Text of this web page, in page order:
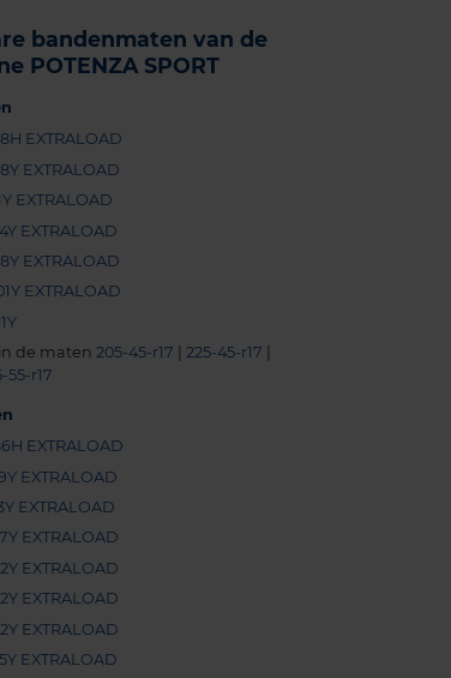
bandenmaten van de
POTENZA SPORT
EXTRALOAD
EXTRALOAD
EXTRALOAD
EXTRALOAD
EXTRALOAD
EXTRALOAD
de maten205-45-r17 |225-45-r17
55-r17
EXTRALOAD
EXTRALOAD
EXTRALOAD
EXTRALOAD
EXTRALOAD
EXTRALOAD
EXTRALOAD
EXTRALOAD